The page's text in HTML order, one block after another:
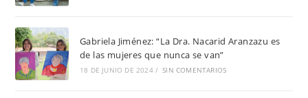
Gabriela Jiménez: “La Dra. Nacarid Aranzazu es
de las mujeres que nunca se van”
18 DE JUNIO DE 2024 / SIN COMENTARIOS